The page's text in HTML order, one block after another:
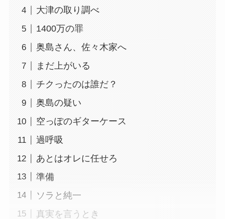
大津の取り調べ
1400万の罪
奥島さん、佐々木家へ
まだ上がいる
チクったのは誰だ？
奥島の疑い
空っぽのギターケース
過呼吸
あとはオレに任せろ
準備
ソラと純一
真実を言うとき